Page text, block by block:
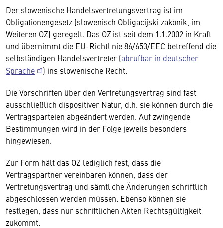
Der slowenische Handelsvertretungsvertrag ist im
Obligationengesetz (slowenisch Obligacijski zakonik, im
Weiteren OZ) geregelt. Das OZ ist seit dem 1.1.2002 in Kraft
und übernimmt die EU-Richtlinie 86/653/EEC betreffend die
selbständigen Handelsvertreter (abrufbar in deutscher
Sprache
) ins slowenische Recht.
Die Vorschriften über den Vertretungsvertrag sind fast
ausschließlich dispositiver Natur, d.h. sie können durch die
Vertragsparteien abgeändert werden. Auf zwingende
Bestimmungen wird in der Folge jeweils besonders
hingewiesen.
Zur Form hält das OZ lediglich fest, dass die
Vertragspartner vereinbaren können, dass der
Vertretungsvertrag und sämtliche Änderungen schriftlich
abgeschlossen werden müssen. Ebenso können sie
festlegen, dass nur schriftlichen Akten Rechtsgültigkeit
zukommt.